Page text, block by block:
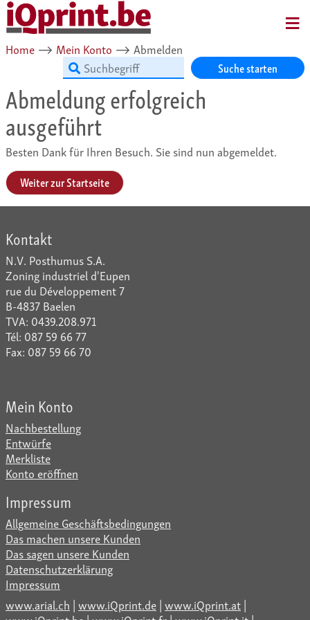
Home ⟶ Mein Konto ⟶ Abmelden
Suche starten
Abmeldung erfolgreich
ausgeführt
Besten Dank für Ihren Besuch. Sie sind nun abgemeldet.
Weiter zur Startseite
Kontakt
N.V. Posthumus S.A.
Zoning industriel d'Eupen
rue du Développement 7
B-4837 Baelen
TVA: 0439.208.971
Tél: 087 59 66 77
Fax: 087 59 66 70
Mein Konto
Nachbestellung
Entwürfe
Merkliste
Konto eröffnen
Impressum
Allgemeine Geschäftsbedingungen
Das machen unsere Kunden
Das sagen unsere Kunden
Datenschutzerklärung
Impressum
www.arial.ch |www.iQprint.de|www.iQprint.at|